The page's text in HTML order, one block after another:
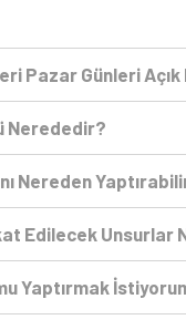
Pazar Günleri Açık
Nerededir?
Nereden
Edilecek Unsurlar
Yaptırmak